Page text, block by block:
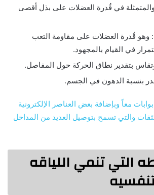
والمتمثلة في قُدرة العضلات على بذل أقصى
وهو قُدرة العضلات على مقاومة التعب
في القيام بالمجهود.
بتقدير نطاق الحركة حول المفاصل.
بنسبة الدهون في الجسم.
معاً وبإضافة بعض العناصر الإلكترونية
والتي تسمح بتوصيل العديد من المداخل
التي تنمي اللياقه